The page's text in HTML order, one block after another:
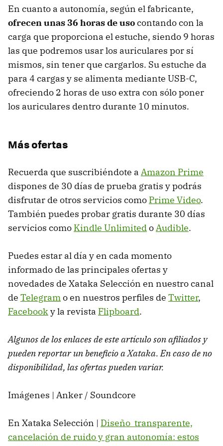
En cuanto a autonomía, según el fabricante,
ofrecen unas 36 horas de usocontando con la
carga que proporciona el estuche, siendo 9 horas
las que podremos usar los auriculares por sí
mismos, sin tener que cargarlos. Su estuche da
para 4 cargas y se alimenta mediante USB-C,
ofreciendo 2 horas de uso extra con sólo poner
los auriculares dentro durante 10 minutos.
Más ofertas
Recuerda que suscribiéndote a Amazon Prime
dispones de 30 días de prueba gratis y podrás
disfrutar de otros servicios como Prime Video.
También puedes probar gratis durante 30 días
servicios como Kindle UnlimitedoAudible.
Puedes estar al día y en cada momento
informado de las principales ofertas y
novedades de Xataka Selección en nuestro canal
de Telegramo en nuestros perfiles de Twitter,
Facebooky la revista Flipboard.
Algunos de los enlaces de este artículo son afiliados y
pueden reportar un beneficio a Xataka. En caso de no
disponibilidad, las ofertas pueden variar.
Imágenes | Anker / Soundcore
En Xataka Selección | Diseño transparente,
cancelación de ruido y gran autonomía: estos